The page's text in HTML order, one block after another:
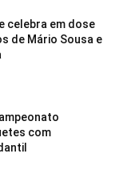
celebra em dose
de Mário Sousa e
com